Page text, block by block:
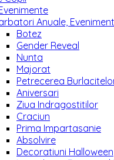
Anuale,
Botez
Gender Reveal
Nunta
Majorat
Petrecerea
Aniversari
Ziua Indragostitilor
Craciun
Prima Impartasanie
Absolvire
Decoratiuni Halloween